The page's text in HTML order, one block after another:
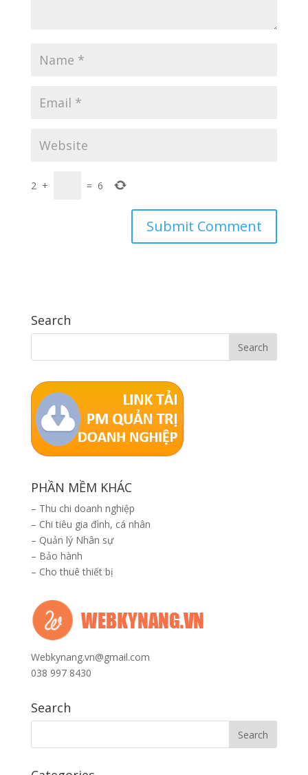
2 + = 6
Search
PHẦN MỀM KHÁC
– Thu chi doanh nghiệp
– Chi tiêu gia đình, cá nhân
– Quản lý Nhân sự
– Bảo hành
– Cho thuê thiết bị
Webkynang.vn@gmail.com
038 997 8430
Search